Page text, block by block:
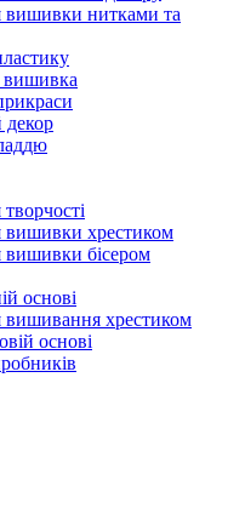
вишивки нитками та
декор
вишивки хрестиком
бісером
основі
вишивання хрестиком
основі